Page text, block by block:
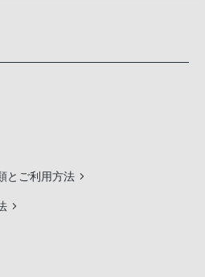
とご利用方法